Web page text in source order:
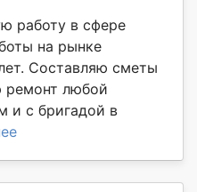
работу в сфере
на рынке
Составляю сметы
ремонт любой
и с бригадой в